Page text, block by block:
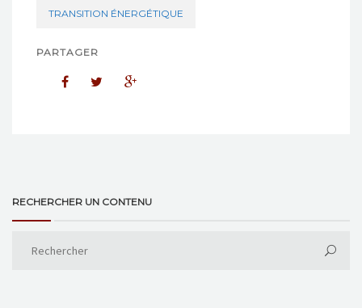
TRANSITION ÉNERGÉTIQUE
PARTAGER
RECHERCHER UN CONTENU